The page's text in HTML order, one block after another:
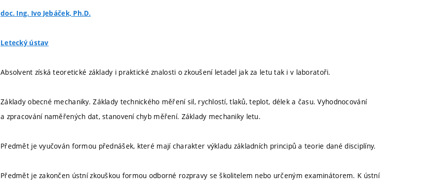
doc. Ing. Ivo Jebáček, Ph.D.
Letecký ústav
Absolvent získá teoretické základy i praktické znalosti o zkoušení letadel jak za letu tak i v laboratoři.
Základy obecné mechaniky. Základy technického měření sil, rychlostí, tlaků, teplot, délek a času. Vyhodnocování
a zpracování naměřených dat, stanovení chyb měření. Základy mechaniky letu.
Předmět je vyučován formou přednášek, které mají charakter výkladu základních principů a teorie dané disciplíny.
Předmět je zakončen ústní zkouškou formou odborné rozpravy se školitelem nebo určeným examinátorem. K ústní